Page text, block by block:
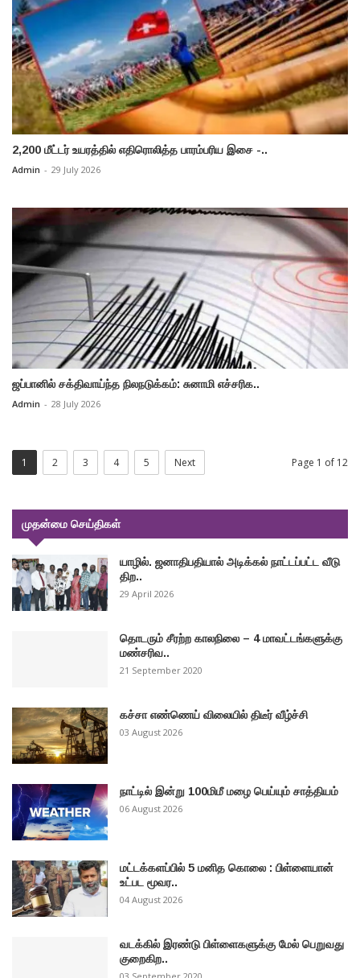
2,200 மீட்டர் உயரத்தில் எதிரொலித்த பாரம்பரிய இசை -..
Admin - 29 July 2026
ஜப்பானில் சக்திவாய்ந்த நிலநடுக்கம்: சுனாமி எச்சரிக..
Admin - 28 July 2026
1 2 3 4 5 Next Page 1 of 12
முதன்மை செய்திகள்
யாழில். ஜனாதிபதியால் அடிக்கல் நாட்டப்பட்ட வீடு
திற..
29 April 2026
தொடரும் சீரற்ற காலநிலை – 4 மாவட்டங்களுக்கு
மண்சரிவ..
21 September 2020
கச்சா எண்ணெய் விலையில் திடீர் வீழ்ச்சி
03 August 2026
நாட்டில் இன்று 100மிமீ மழை பெய்யும் சாத்தியம்
06 August 2026
மட்டக்களப்பில் 5 மனித கொலை : பிள்ளையான்
உட்பட மூவர..
04 August 2026
வடக்கில் இரண்டு பிள்ளைகளுக்கு மேல் பெறுவது
குறைகிற..